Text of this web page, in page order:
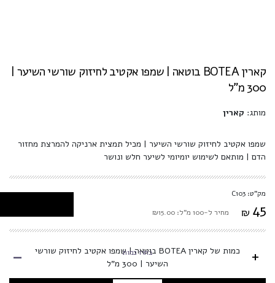
קארין BOTEA בוטאה | שמפו אקטיב לחיזוק שורשי השיער |
300 מ"ל
מותג: קארין
שמפו אקטיב לחיזוק שורשי השיער | מכיל תמצית ארניקה להמרצת מחזור
הדם | מותאם לשימוש יומיומי לשיער חלש ונושר
מק"ט: C103
₪ 45 מחיר ל-100 מ"ל: ₪15.00
+
כמות של קארין BOTEA בוטאה | שמפו אקטיב לחיזוק שורשי
השיער | 300 מ"ל
בחרו כמות -